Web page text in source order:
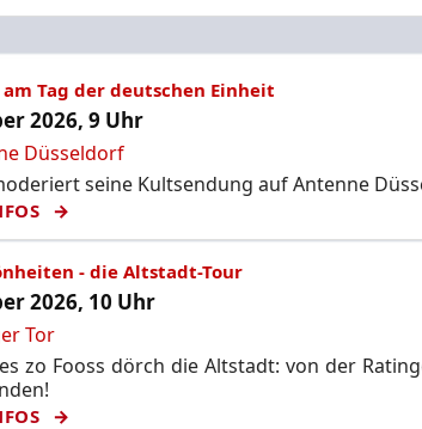
Tag der deutschen Einheit
2026, 9 Uhr
Düsseldorf
seine Kultsendung auf Antenne
- die Altstadt-Tour
2026, 10 Uhr
Tor
zo Fooss dörch die Altstadt: von der